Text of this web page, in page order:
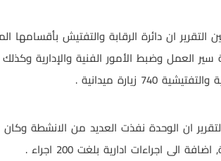
التقرير ان دائرة الرقابة والتفتيش
سير العمل وضبط الأمور الفنية والإدارية
740 زيارة ميدانية .
الى اجراءات ادارية بلغت 200 اجراء .